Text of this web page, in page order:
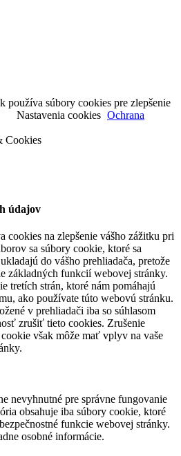
používa súbory cookies pre zlepšenie
Nastavenia cookies Ochrana
Cookies
údajov
cookies na zlepšenie vášho zážitku pri
sa súbory cookie, ktoré sa
do vášho prehliadača, pretože
základných funkcií webovej stránky.
tretích strán, ktoré nám pomáhajú
ako používate túto webovú stránku.
v prehliadači iba so súhlasom
zrušiť tieto cookies. Zrušenie
však môže mať vplyv na vaše
nevyhnutné pre správne fungovanie
obsahuje iba súbory cookie, ktoré
funkcie webovej stránky.
osobné informácie.